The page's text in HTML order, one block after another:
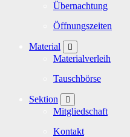
Übernachtung
Öffnungszeiten
Material
Materialverleih
Tauschbörse
Sektion
Mitgliedschaft
Kontakt